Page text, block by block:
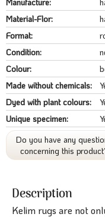
Material-Flor:
Format:
Condition:
Colour:
Made without chemicals:
Dyed with plant colours:
Unique specimen:
Do you have any
concerning this
Description
Kelim rugs are not